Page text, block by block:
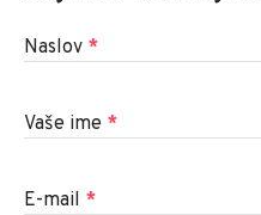
Naslov *
Vaše ime *
E-mail *